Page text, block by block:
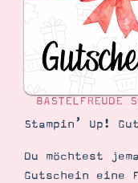
Hier
Katalog
Kontakt
BASTELFREUDE
Stampin’ Up!
Du möchtest
Gutschein eine